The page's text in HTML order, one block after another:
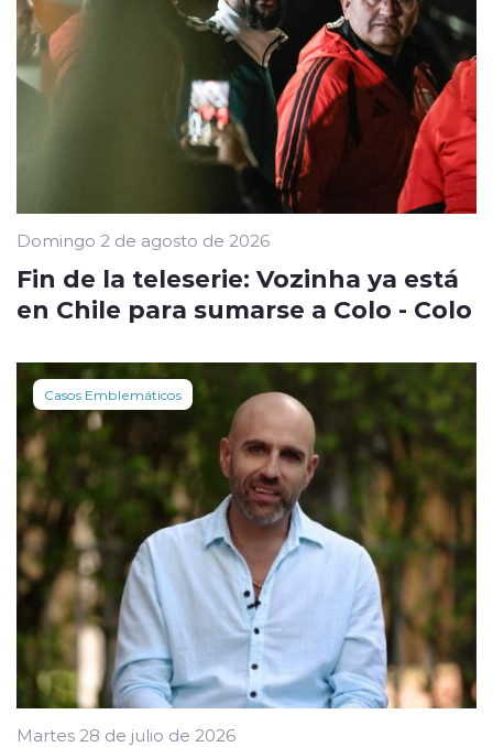
Domingo 2 de agosto de 2026
Fin de la teleserie: Vozinha ya está
en Chile para sumarse a Colo - Colo
Casos Emblemáticos
Martes 28 de julio de 2026